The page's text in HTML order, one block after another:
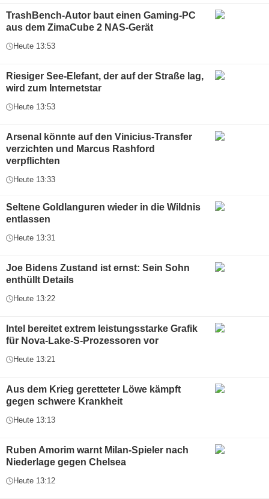
TrashBench-Autor baut einen Gaming-PC
aus dem ZimaCube 2 NAS-Gerät
Heute 13:53
Riesiger See-Elefant, der auf der Straße lag,
wird zum Internetstar
Heute 13:53
Arsenal könnte auf den Vinicius-Transfer
verzichten und Marcus Rashford
verpflichten
Heute 13:33
Seltene Goldlanguren wieder in die Wildnis
entlassen
Heute 13:31
Joe Bidens Zustand ist ernst: Sein Sohn
enthüllt Details
Heute 13:22
Intel bereitet extrem leistungsstarke Grafik
für Nova-Lake-S-Prozessoren vor
Heute 13:21
Aus dem Krieg geretteter Löwe kämpft
gegen schwere Krankheit
Heute 13:13
Ruben Amorim warnt Milan-Spieler nach
Niederlage gegen Chelsea
Heute 13:12